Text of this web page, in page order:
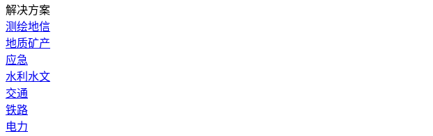
解决方案
测绘地信
地质矿产
应急
水利水文
交通
铁路
电力